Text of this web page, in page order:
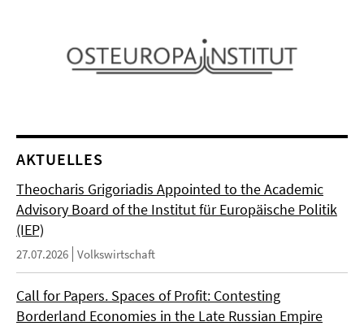
AKTUELLES
Theocharis Grigoriadis Appointed to the Academic
Advisory Board of the Institut für Europäische Politik
(IEP)
27.07.2026 Volkswirtschaft
Call for Papers. Spaces of Profit: Contesting
Borderland Economies in the Late Russian Empire